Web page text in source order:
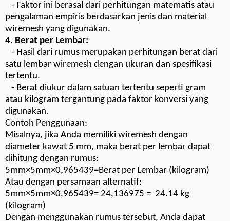
- Faktor ini berasal dari perhitungan matematis atau
pengalaman empiris berdasarkan jenis dan material
wiremesh yang digunakan.
4. Berat per Lembar:
- Hasil dari rumus merupakan perhitungan berat dari
satu lembar wiremesh dengan ukuran dan spesifikasi
tertentu.
- Berat diukur dalam satuan tertentu seperti gram
atau kilogram tergantung pada faktor konversi yang
digunakan.
Contoh Penggunaan:
Misalnya, jika Anda memiliki wiremesh dengan
diameter kawat 5 mm, maka berat per lembar dapat
dihitung dengan rumus:
5mm×5mm×0,965439=Berat per Lembar (kilogram)
Atau dengan persamaan alternatif:
5mm×5mm×0,965439= 24,136975 = 24.14 kg
(kilogram)
Dengan menggunakan rumus tersebut, Anda dapat